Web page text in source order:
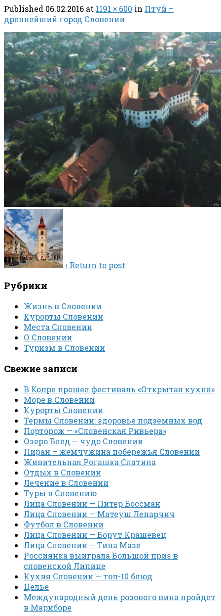
Published 06.02.2016 at 1191 × 600 in Птуй –
древнейший город Словении
‹ Return to post
Рубрики
Жизнь в Словении
Курорты Словении
Места Словении
О Словении
Туризм в Словении
Свежие записи
В Копре прошел фестиваль «Открытая кухня»
Море в Словении
Курорты Словении
Термы Словении: здоровье подземных вод
Порторож — «Словенская Ривьера»
Озеро Блед — чудо Словении
Пиран – жемчужина побережья Словении
Живительная Рогашка Слатина
Отдых в Словении
Лечение в Словении
Туры в Словению
Лица Словении — Питер Боссман
Лица Словении — Матеуш Ленарчич
Футбол в Словении
Лица Словении — Борут Крашевец
Лица Словении — Тина Мазе
Россиянка выиграла Большой приз в
словенской Липице
Кухня Словении — топ-10 блюд
Целье
Международный день розового вина пройдет
в Мариборе